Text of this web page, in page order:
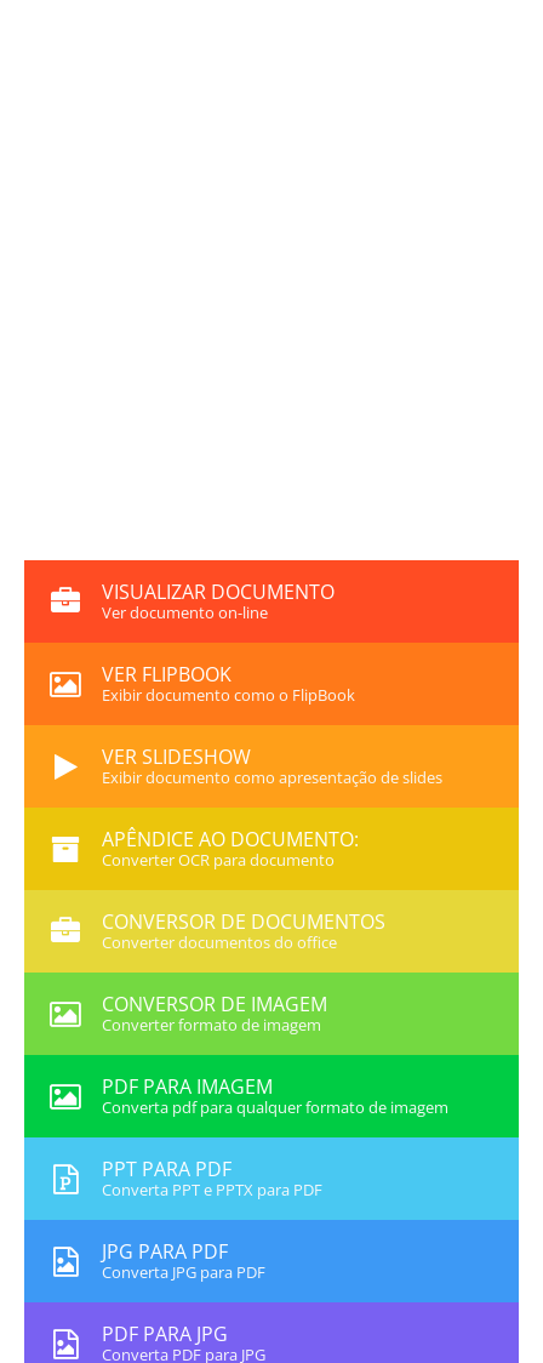
VISUALIZAR DOCUMENTO
Ver documento on-line
VER FLIPBOOK
Exibir documento como o FlipBook
VER SLIDESHOW
Exibir documento como apresentação de slides
APÊNDICE AO DOCUMENTO:
Converter OCR para documento
CONVERSOR DE DOCUMENTOS
Converter documentos do office
CONVERSOR DE IMAGEM
Converter formato de imagem
PDF PARA IMAGEM
Converta pdf para qualquer formato de imagem
PPT PARA PDF
Converta PPT e PPTX para PDF
JPG PARA PDF
Converta JPG para PDF
PDF PARA JPG
Converta PDF para JPG